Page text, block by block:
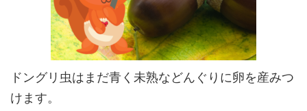
ドングリ虫はまだ青く未熟などんぐりに卵を産みつ
けます。